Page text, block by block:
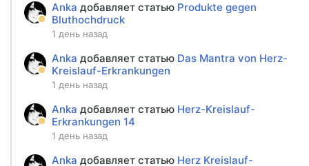
Anka добавляет статью Produkte gegen
Bluthochdruck
1 день назад
Anka добавляет статью Das Mantra von Herz-
Kreislauf-Erkrankungen
1 день назад
Anka добавляет статью Herz-Kreislauf-
Erkrankungen 14
1 день назад
Anka добавляет статью Herz Kreislauf-